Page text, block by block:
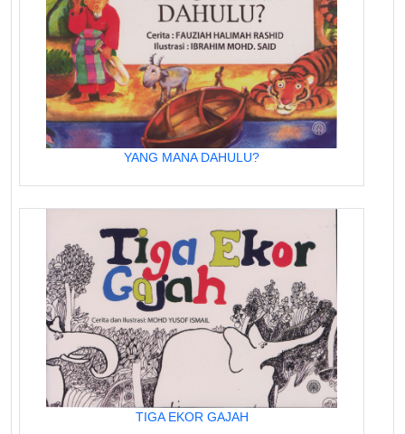
YANG MANA DAHULU?
TIGA EKOR GAJAH